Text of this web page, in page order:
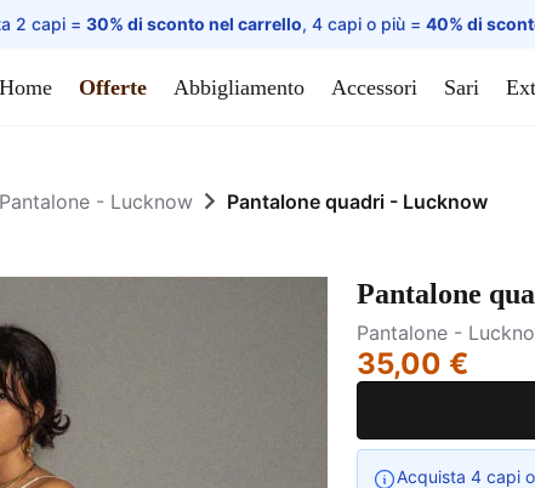
2 capi = 30% di sconto nel carrello, 4 capi o più = 40% di
Home Offerte Abbigliamento Accessori Sari
Pantalone - Lucknow Pantalone quadri - Lucknow
Pantalone
Pantalone -
35,00 €
Acquista 4 capi